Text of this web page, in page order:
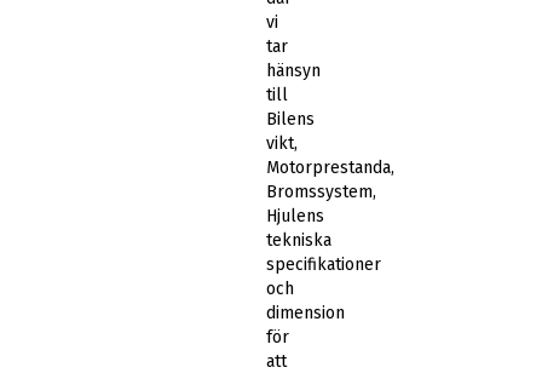
vi
tar
hänsyn
till
Bilens
vikt,
Motorprestanda,
Bromssystem,
Hjulens
tekniska
specifikationer
och
dimension
för
att